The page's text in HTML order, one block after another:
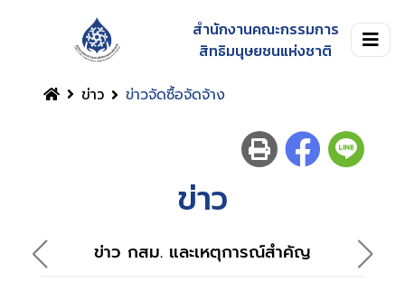
สำนักงานคณะกรรมการ
สิทธิมนุษยชนแห่งชาติ
ข่าว
ข่าวจัดซื้อจัดจ้าง
ข่าว
ข่าว กสม. และเหตุการณ์สำคัญ